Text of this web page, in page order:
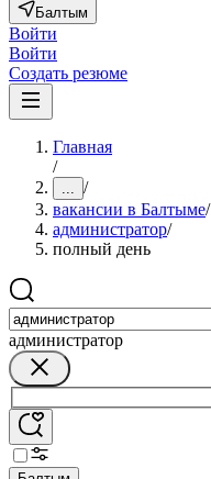
Балтым
Войти
Войти
Создать резюме
Главная
/
... /
вакансии в Балтыме/
администратор/
полный день
администратор